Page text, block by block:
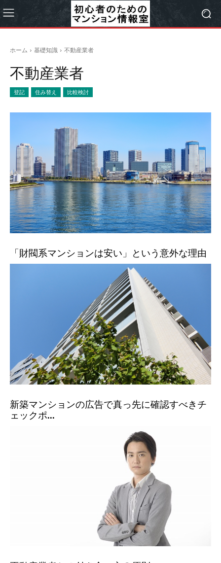
ホーム 基礎知識 不動産業者
不動産業者
登記 住み替え 比較検討
「財閥系マンションは安い」という意外な理由
新築マンションの広告で真っ先に確認すべきチ
ェックポ...